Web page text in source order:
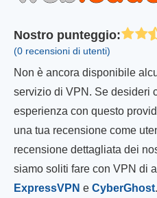
Nostro punteggio:
(0 recensioni di utenti)
Non è ancora disponibile
servizio di VPN. Se desideri
esperienza con questo
una tua recensione come
recensione dettagliata dei
siamo soliti fare con VPN di
ExpressVPN e CyberGhost